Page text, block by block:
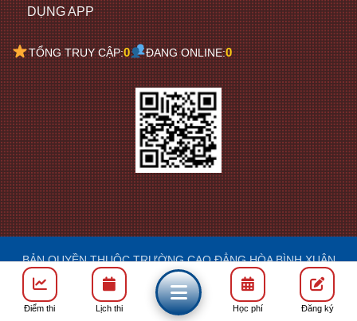
DỤNG APP
TỔNG TRUY CẬP:0 ĐANG ONLINE:0
BẢN QUYỀN THUỘC TRƯỜNG CAO ĐẲNG HÒA BÌNH XUÂN
LỘC
DESIGN: FRANCIS
Điểm thi Lịch thi Học phí Đăng ký